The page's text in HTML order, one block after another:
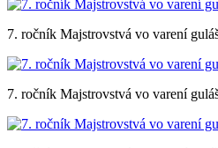
7. ročník Majstrovstvá vo varení
7. ročník Majstrovstvá vo varení